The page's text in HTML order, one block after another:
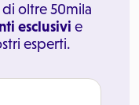
oltre 50mila
esclusivi e
esperti.